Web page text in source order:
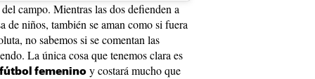
campo. Mientras las dos defienden a
de niños, también se aman como si fuera
no sabemos si se comentan las
La única cosa que tenemos clara es
fútbol femenino y costará mucho que